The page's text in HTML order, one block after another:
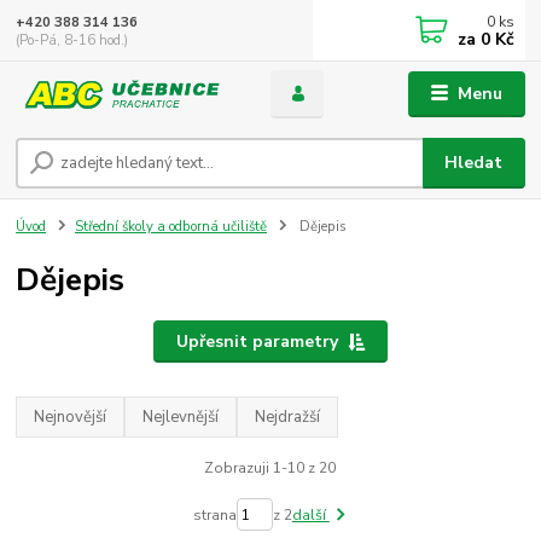
Menu
Hledat
+420 388 314 136
(Po-Pá, 8-16 hod.)
0 ks
za 0 Kč
Úvod Střední školy a odborná učiliště Dějepis
Dějepis
Upřesnit parametry
Nejnovější Nejlevnější Nejdražší
Zobrazuji 1-10 z 20
strana z 2další